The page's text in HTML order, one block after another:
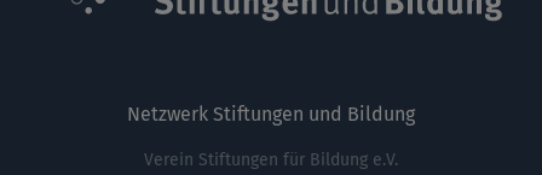
Netzwerk Stiftungen und Bildung
Verein Stiftungen für Bildung e.V.